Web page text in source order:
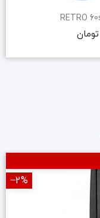
‎−2%